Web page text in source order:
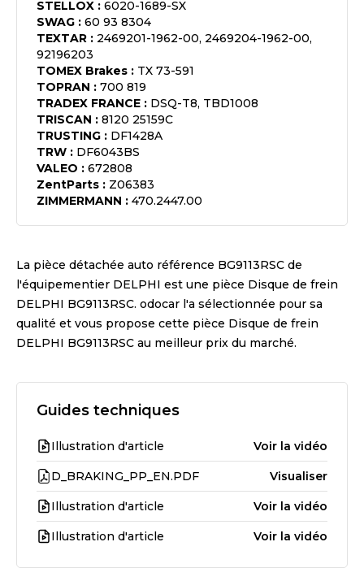
STELLOX : 6020-1689-SX
SWAG : 60 93 8304
TEXTAR : 2469201-1962-00, 2469204-1962-00,
92196203
TOMEX Brakes : TX 73-591
TOPRAN : 700 819
TRADEX FRANCE : DSQ-T8, TBD1008
TRISCAN : 8120 25159C
TRUSTING : DF1428A
TRW : DF6043BS
VALEO : 672808
ZentParts : Z06383
ZIMMERMANN : 470.2447.00
La pièce détachée auto référence BG9113RSC de
l'équipementier DELPHI est une pièce Disque de frein
DELPHI BG9113RSC. odocar l'a sélectionnée pour sa
qualité et vous propose cette pièce Disque de frein
DELPHI BG9113RSC au meilleur prix du marché.
Guides techniques
Illustration d'article Voir la vidéo
D_BRAKING_PP_EN.PDF Visualiser
Illustration d'article Voir la vidéo
Illustration d'article Voir la vidéo